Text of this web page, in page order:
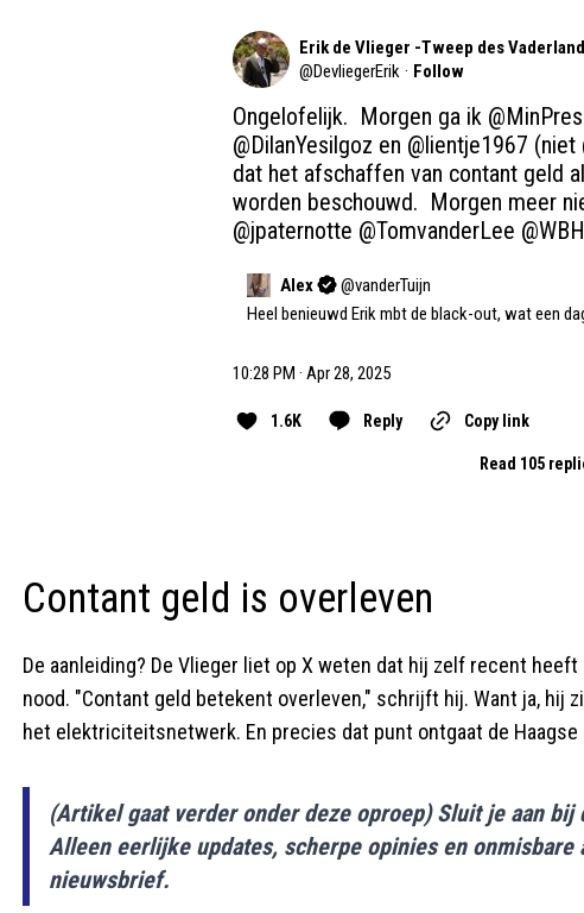
Erik de Vlieger -Tweep des
@DevliegerErik · Follow
Ongelofelijk.  Morgen ga ik @MinPres
@DilanYesilgoz en @lientje1967 (niet
dat het afschaffen van contant geld
worden beschouwd.  Morgen meer
@jpaternotte @TomvanderLee
Alex @vanderTuijn
Heel benieuwd Erik mbt de black-out, wat een
10:28 PM · Apr 28, 2025
1.6K Reply Copy link
Read 105
Contant geld is overleven
De aanleiding? De Vlieger liet op X weten dat hij zelf recent
nood. "Contant geld betekent overleven," schrijft hij. Want ja, hij
het elektriciteitsnetwerk. En precies dat punt ontgaat de
(Artikel gaat verder onder deze oproep) Sluit je aan bij
Alleen eerlijke updates, scherpe opinies en onmisbare
nieuwsbrief.